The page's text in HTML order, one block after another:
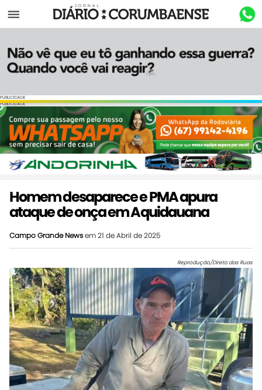
Menu
PUBLICIDADE
PUBLICIDADE
Homem desaparece e PMA apura
ataque de onça em Aquidauana
Campo Grande Newsem 21 de Abril de 2025
Reprodução/Direto das Ruas